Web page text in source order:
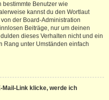
Benutzer wie
kannst du den Wortlaut
der Board-Administration
Beiträge, nur um deinen
dieses Verhalten nicht und ein
Rang unter Umständen einfach
Mail-Link klicke, werde ich